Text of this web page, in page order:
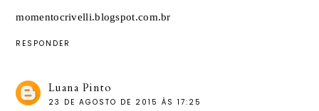
momentocrivelli.blogspot.com.br
RESPONDER
Luana Pinto
23 DE AGOSTO DE 2015 ÀS 17:25